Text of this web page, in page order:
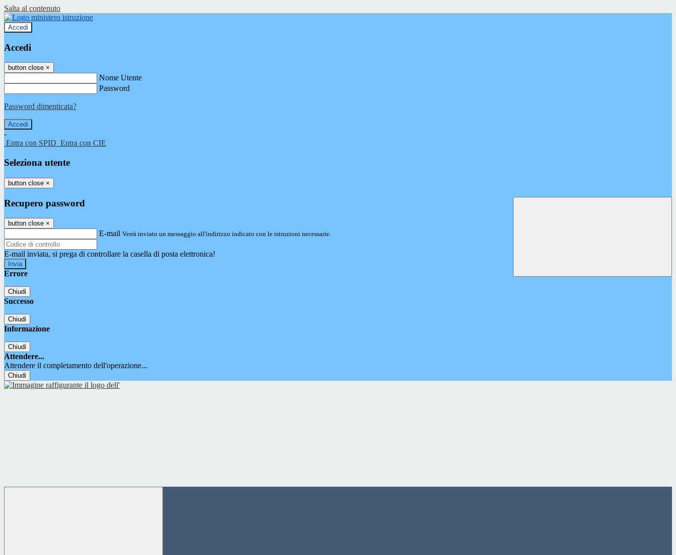
Salta al contenuto
Accedi
Accedi
button close ×
Nome Utente
Password
Password dimenticata?
-
Entra con SPID Entra con CIE
Seleziona utente
button close ×
Recupero password
button close ×
E-mail Verrà inviato un messaggio all'indirizzo indicato con le istruzioni necessarie.
E-mail inviata, si prega di controllare la casella di posta elettronica!
Errore
Chiudi
Successo
Chiudi
Informazione
Chiudi
Attendere...
Attendere il completamento dell'operazione...
Chiudi